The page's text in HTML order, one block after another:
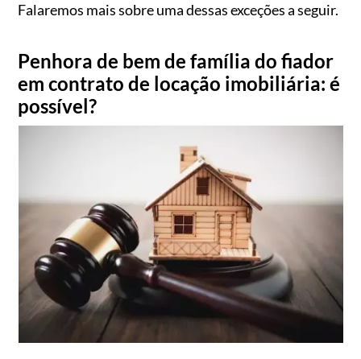
Falaremos mais sobre uma dessas exceções a seguir.
Penhora de bem de família do fiador
em contrato de locação imobiliária: é
possível?